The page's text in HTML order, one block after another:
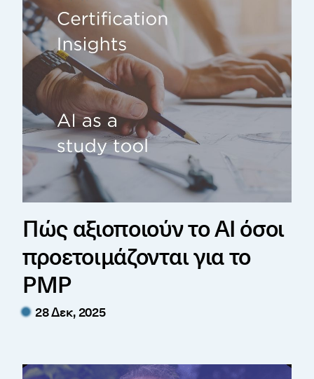
Πώς αξιοποιούν το AI όσοι
προετοιμάζονται για το
PMP
28 Δεκ, 2025